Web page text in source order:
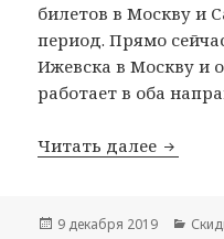
билетов в Москву и
период. Прямо
Ижевска в Москву и
работает в оба
Читать далее
Опубликовано
9 декабря 2019